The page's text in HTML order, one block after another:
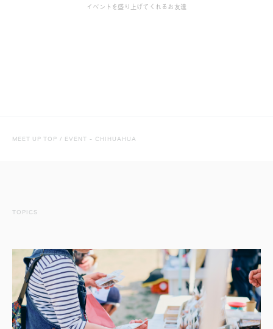
イベントを盛り上げてくれるお友達
MEET UP TOP / EVENT - CHIHUAHUA
TOPICS